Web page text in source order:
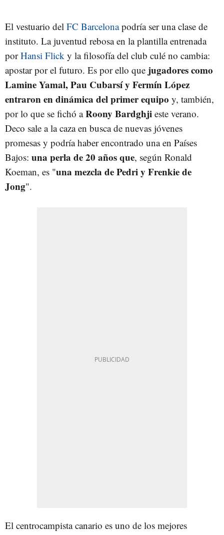
El vestuario del FC Barcelonapodría ser una clase de
instituto. La juventud rebosa en la plantilla entrenada
porHansi Flick y la filosofía del club culé no cambia:
apostar por el futuro. Es por ello que jugadores como
Lamine Yamal, Pau Cubarsí y Fermín López
entraron en dinámica del primer equipo y, también,
por lo que se fichó aRoony Bardghji este verano.
Deco sale a la caza en busca de nuevas jóvenes
promesas y podría haber encontrado una en Países
Bajos: una perla de 20 años que, según Ronald
Koeman, es "una mezcla de Pedri y Frenkie de
Jong".
El centrocampista canario es uno de los mejores